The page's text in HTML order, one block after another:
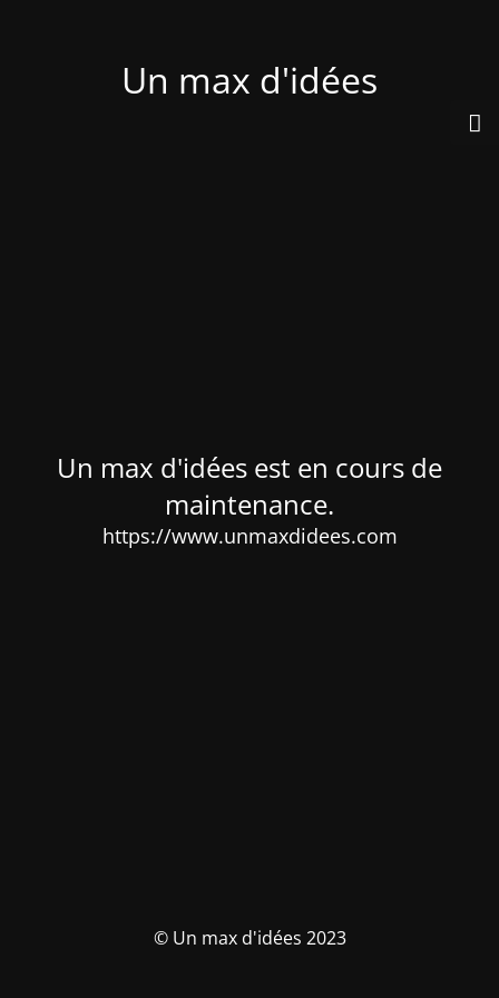
Un max d'idées
Un max d'idées est en cours de
maintenance.
https://www.unmaxdidees.com
© Un max d'idées 2023